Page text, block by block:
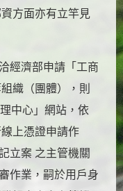
方面亦有立竿見
經濟部申請「工商
織（團體），則
中心」網站，依
上憑證申請作
立案 之主管機關
作業，嗣於用戶身